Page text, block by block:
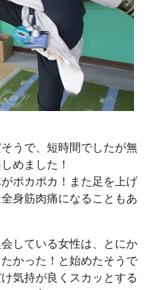
うで、短時間でしたが無
めました！
ポカポカ！また足を上げ
身筋肉痛になることもあ
している女性は、とにか
かった！と始めたそうで
気持が良くスカッとする